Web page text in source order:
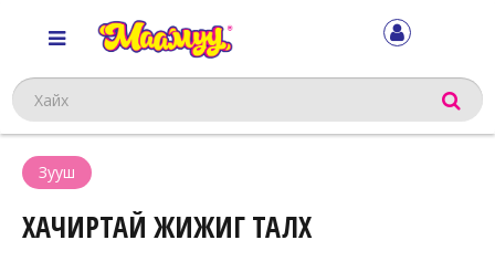
Хайх
Зууш
ХАЧИРТАЙ ЖИЖИГ ТАЛХ